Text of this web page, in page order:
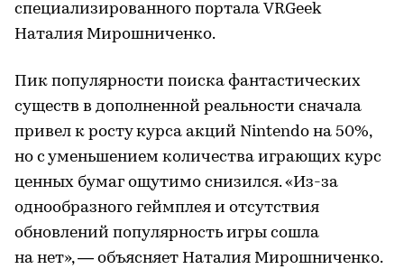
специализированного портала VRGeek
Наталия Мирошниченко.
Пик популярности поиска фантастических
существ в дополненной реальности сначала
привел к росту курса акций Nintendo на 50%,
но с уменьшением количества играющих курс
ценных бумаг ощутимо снизился. «Из-за
однообразного геймплея и отсутствия
обновлений популярность игры сошла
на нет», — объясняет Наталия Мирошниченко.